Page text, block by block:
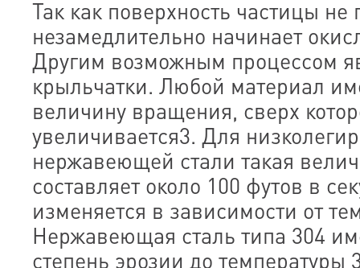
Так как поверхность частицы
незамедлительно начинает
Другим возможным процессом
крыльчатки. Любой материал
величину вращения, сверх
увеличивается3. Для
нержавеющей стали такая
составляет около 100 футов в
изменяется в зависимости от
Нержавеющая сталь типа 304
степень эрозии до температуры